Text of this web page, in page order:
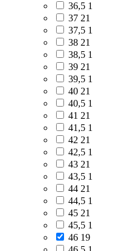
36,5 1
37 21
37,5 1
38 21
38,5 1
39 21
39,5 1
40 21
40,5 1
41 21
41,5 1
42 21
42,5 1
43 21
43,5 1
44 21
44,5 1
45 21
45,5 1
46 19